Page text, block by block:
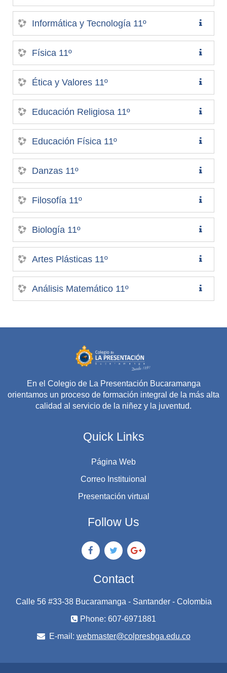
Informática y Tecnología 11º
Física 11º
Ética y Valores 11º
Educación Religiosa 11º
Educación Física 11º
Danzas 11º
Filosofía 11º
Biología 11º
Artes Plásticas 11º
Análisis Matemático 11º
En el Colegio de La Presentación Bucaramanga
orientamos un proceso de formación integral de la más alta
calidad al servicio de la niñez y la juventud.
Quick Links
Página Web
Correo Instituional
Presentación virtual
Follow Us
Contact
Calle 56 #33-38 Bucaramanga - Santander - Colombia
Phone: 607-6971881
E-mail: webmaster@colpresbga.edu.co